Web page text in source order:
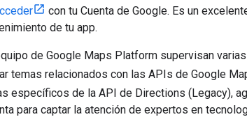
con tu Cuenta de Google. Es un
de tu app.
de Google Maps Platform supervisan
temas relacionados con las APIs de Google
específicos de la API de Directions (Legacy),
para captar la atención de expertos en